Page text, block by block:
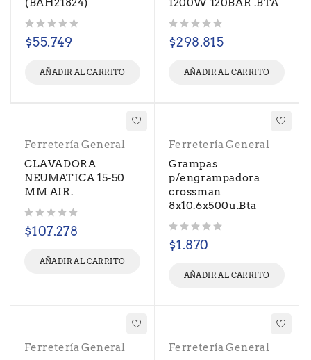
(BAH21824)
$55.749
AÑADIR AL CARRITO
1200W 120BAR .BTA
$298.815
AÑADIR AL CARRITO
Ferretería General
CLAVADORA
NEUMATICA 15-50
MM AIR.
$107.278
AÑADIR AL CARRITO
Ferretería General
Grampas
p/engrampadora
crossman
8x10.6x500u.Bta
$1.870
AÑADIR AL CARRITO
Ferretería General
Ferretería General